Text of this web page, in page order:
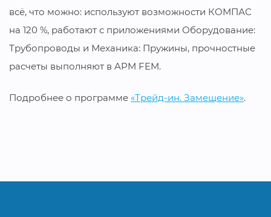
всё, что можно: используют возможности КОМПАС
на 120 %, работают с приложениями Оборудование:
Трубопроводы и Механика: Пружины, прочностные
расчеты выполняют в APM FEM.
Подробнее о программе «Трейд-ин. Замещение».